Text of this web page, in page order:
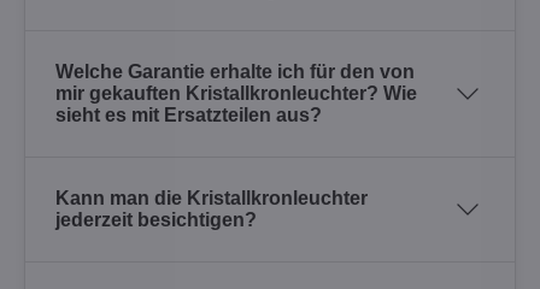
Welche Garantie erhalte ich für den von
mir gekauften Kristallkronleuchter? Wie
sieht es mit Ersatzteilen aus?
Kann man die Kristallkronleuchter
jederzeit besichtigen?